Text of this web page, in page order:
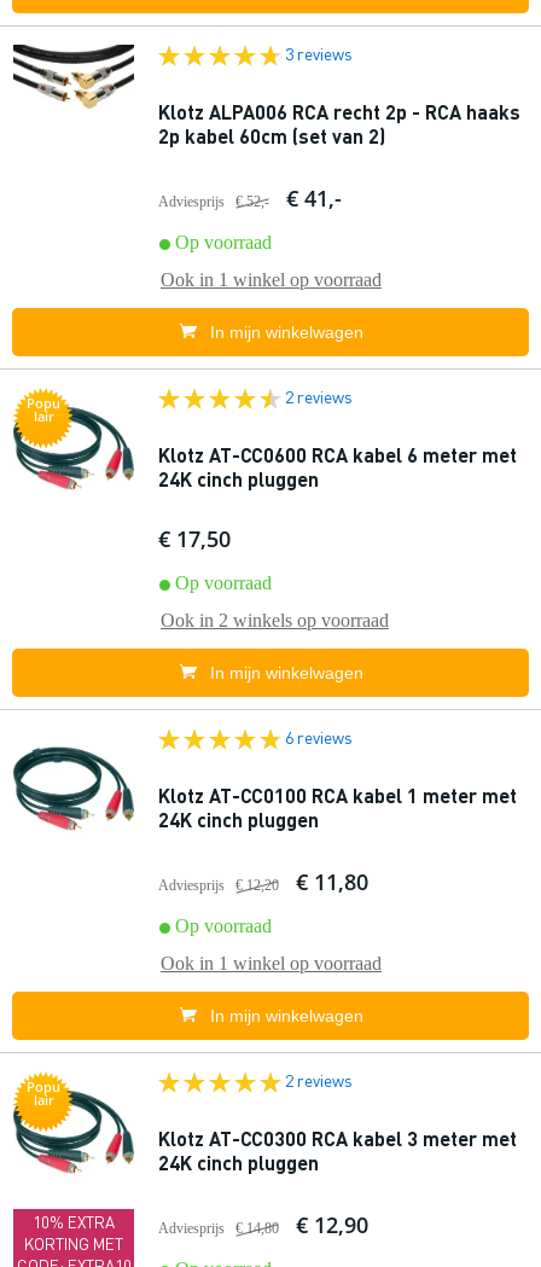
3 reviews
Klotz ALPA006 RCA recht 2p - RCA haaks
2p kabel 60cm (set van 2)
Adviesprijs € 52,- € 41,-
Op voorraad
Ook in 1 winkel op voorraad
In mijn winkelwagen
Popu
lair
2 reviews
Klotz AT-CC0600 RCA kabel 6 meter met
24K cinch pluggen
€ 17,50
Op voorraad
Ook in 2 winkels op voorraad
In mijn winkelwagen
6 reviews
Klotz AT-CC0100 RCA kabel 1 meter met
24K cinch pluggen
Adviesprijs € 12,20 € 11,80
Op voorraad
Ook in 1 winkel op voorraad
In mijn winkelwagen
Popu
lair
10% EXTRA
KORTING MET
2 reviews
Klotz AT-CC0300 RCA kabel 3 meter met
24K cinch pluggen
Adviesprijs € 14,80 € 12,90